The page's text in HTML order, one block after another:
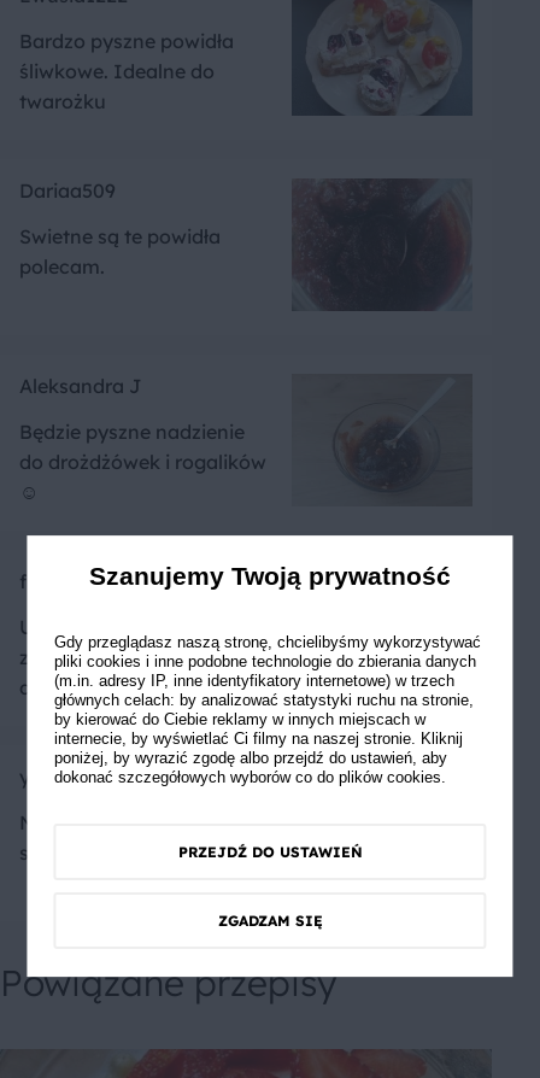
Bardzo pyszne powidła
śliwkowe. Idealne do
twarożku
Dariaa509
Swietne są te powidła
polecam.
Aleksandra J
Będzie pyszne nadzienie
do drożdżówek i rogalików
☺️
fiziowaaa
Uwielbiam ten przepis,
zawsze dodaję te powidła
do tortów :D
yummyyum
Najlepsze powidła pod
słońcem
Powiązane przepisy
Szanujemy Twoją prywatność
Gdy przeglądasz naszą stronę, chcielibyśmy wykorzystywać
pliki cookies i inne podobne technologie do zbierania danych
(m.in. adresy IP, inne identyfikatory internetowe) w trzech
głównych celach: by analizować statystyki ruchu na stronie,
by kierować do Ciebie reklamy w innych miejscach w
internecie, by wyświetlać Ci filmy na naszej stronie. Kliknij
poniżej, by wyrazić zgodę albo przejdź do ustawień, aby
dokonać szczegółowych wyborów co do plików cookies.
PRZEJDŹ DO USTAWIEŃ
ZGADZAM SIĘ